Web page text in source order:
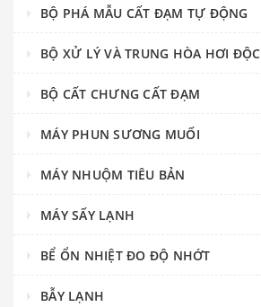
BỘ PHÁ MẪU CẤT ĐẠM TỰ ĐỘNG
BỘ XỬ LÝ VÀ TRUNG HÒA HƠI ĐỘC
BỘ CẤT CHƯNG CẤT ĐẠM
MÁY PHUN SƯƠNG MUỐI
MÁY NHUỘM TIÊU BẢN
MÁY SẤY LẠNH
BỂ ỔN NHIỆT ĐO ĐỘ NHỚT
BẪY LẠNH